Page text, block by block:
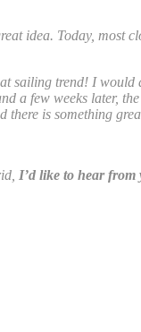
idea. Today, most
sailing trend! I
a few weeks later,
there is something
I’d like to hear from